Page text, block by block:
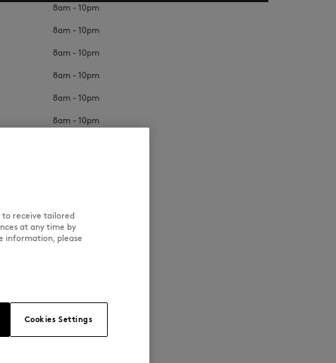
NOUVEAUTÉS
8am - 10pm
8am - 10pm
8am - 10pm
8am - 10pm
8am - 10pm
8am - 10pm
to receive tailored
at any time by
information, please
Cookies Settings